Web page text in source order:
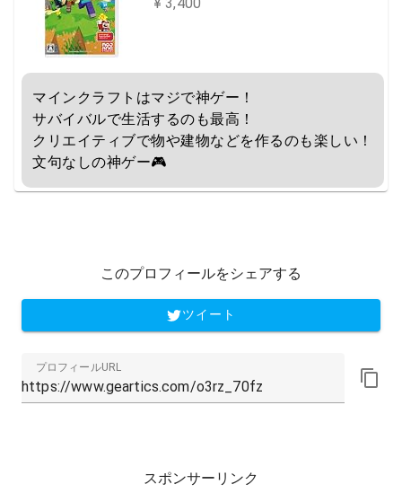
マインクラフトはマジで神ゲー！
サバイバルで生活するのも最高！
クリエイティブで物や建物などを作るのも楽しい！
文句なしの神ゲー🎮
このプロフィールをシェアする
ツイート
プロフィールURL
スポンサーリンク